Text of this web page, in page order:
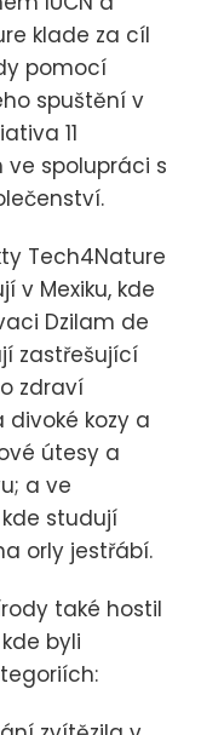
klade za cíl
pomocí
spuštění v
11
spolupráci s
Tech4Nature
v Mexiku, kde
Dzilam de
zastřešující
zdraví
kozy a
útesy a
a ve
studují
orly jestřábí.
také hostil
byli